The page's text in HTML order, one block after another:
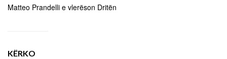
Matteo Prandelli e vlerëson Dritën
KËRKO